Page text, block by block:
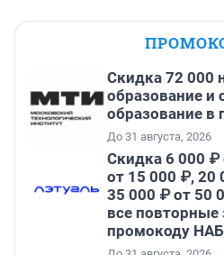
Скидка 72 000
образование и
образование в
До 31 августа, 2026
Скидка 6 000 ₽
от 15 000 ₽, 20
35 000 ₽ от 50
все повторные
промокоду